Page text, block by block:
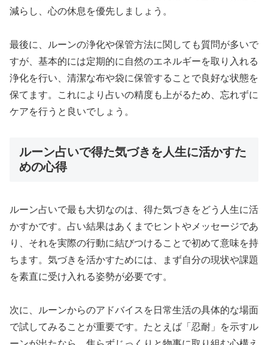
減らし、心の休息を優先しましょう。
最後に、ルーンの浄化や保管方法に関しても質問が多いで
すが、基本的には定期的に自然のエネルギーを取り入れる
浄化を行い、清潔な布や袋に保管することで良好な状態を
保てます。これにより占いの精度も上がるため、忘れずに
ケアを行うと良いでしょう。
ルーン占いで得た気づきを人生に活かすた
めの心得
ルーン占いで最も大切なのは、得た気づきをどう人生に活
かすかです。占い結果はあくまでヒントやメッセージであ
り、それを実際の行動に結びつけることで初めて意味を持
ちます。気づきを活かすためには、まず自分の現状や課題
を素直に受け入れる姿勢が必要です。
次に、ルーンからのアドバイスを日常生活の具体的な場面
で試してみることが重要です。たとえば「忍耐」を示すル